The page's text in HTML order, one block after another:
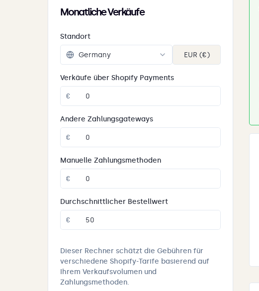
Monatliche Verkäufe
Standort
EUR (€)
Verkäufe über Shopify Payments
€
Andere Zahlungsgateways
€
Manuelle Zahlungsmethoden
€
Durchschnittlicher Bestellwert
€
Dieser Rechner schätzt die Gebühren für
verschiedene Shopify-Tarife basierend auf
Ihrem Verkaufsvolumen und
Zahlungsmethoden.